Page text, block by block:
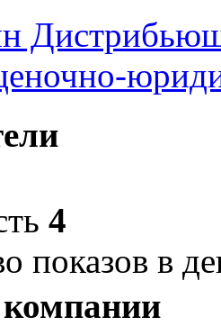
4
показов в